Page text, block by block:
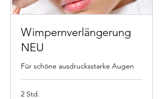
Wimpernverlängerung
NEU
Für schöne ausdrucksstarke Augen
2 Std.